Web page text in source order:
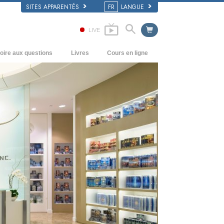
SITES APPARENTÉS FR LANGUE
LIVE
aux questions
et principes de base
d’une église
de la Scientologie
Livres
Livres pour débutants
Livres audio
conférences d’introduction
Cours en ligne
Comment résoudre les conflits
Les dynamiques de l’existence
Les composantes de la compréhension
Solutions à un environnement
dangereux
Procédés d’assistance pour maladies et
blessures
Intégrité et honnêteté
Le mariage
L’échelle des tons émotionnels